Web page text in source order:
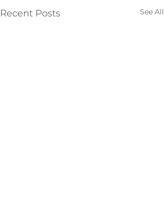
Recent Posts See All